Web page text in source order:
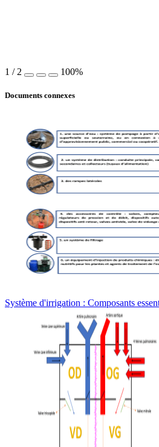
1 / 2 100%
Documents connexes
Système d'irrigation : Composants